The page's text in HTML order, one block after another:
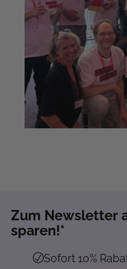
Zum Newsletter
sparen!*
Sofort 10%